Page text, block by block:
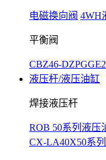
电磁换向阀 4WH
平衡阀
CBZ46-
液压杆/液压油缸
焊接液压杆
ROB 50系列液压
CX-LA40X50系